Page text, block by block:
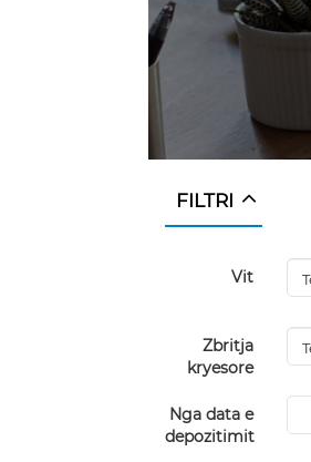
FILTRI
Vit
Zbritja
kryesore
Nga data e
depozitimit